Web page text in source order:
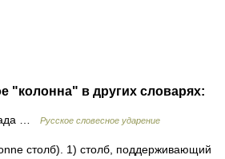
"колонна" в других словарях:
… Русское словесное ударение
столб). 1) столб, поддерживающий